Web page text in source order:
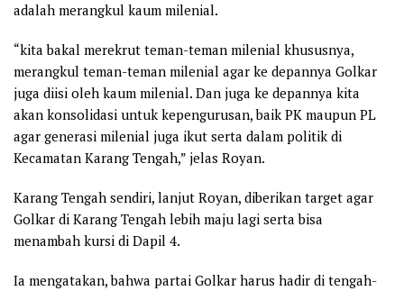
adalah merangkul kaum milenial.
“kita bakal merekrut teman-teman milenial khususnya,
merangkul teman-teman milenial agar ke depannya Golkar
juga diisi oleh kaum milenial. Dan juga ke depannya kita
akan konsolidasi untuk kepengurusan, baik PK maupun PL
agar generasi milenial juga ikut serta dalam politik di
Kecamatan Karang Tengah,” jelas Royan.
Karang Tengah sendiri, lanjut Royan, diberikan target agar
Golkar di Karang Tengah lebih maju lagi serta bisa
menambah kursi di Dapil 4.
Ia mengatakan, bahwa partai Golkar harus hadir di tengah-